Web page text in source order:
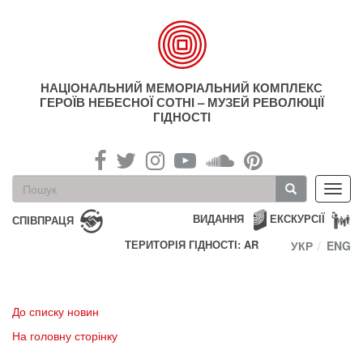
НАЦІОНАЛЬНИЙ МЕМОРІАЛЬНИЙ КОМПЛЕКС
ГЕРОЇВ НЕБЕСНОЇ СОТНІ – МУЗЕЙ РЕВОЛЮЦІЇ
ГІДНОСТІ
Пошукова
форма
Пошук
СПІВПРАЦЯ ЕКСКУРСІЇ
ВИДАННЯ
ТЕРИТОРІЯ ГІДНОСТІ: AR
УКР ENG
До списку новин
На головну сторінку